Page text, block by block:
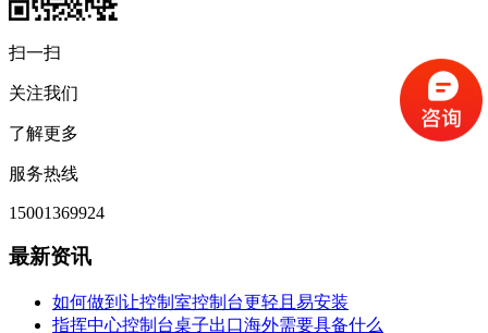
扫一扫
关注我们
了解更多
服务热线
15001369924
最新资讯
如何做到让控制室控制台更轻且易安装
指挥中心控制台桌子出口海外需要具备什么